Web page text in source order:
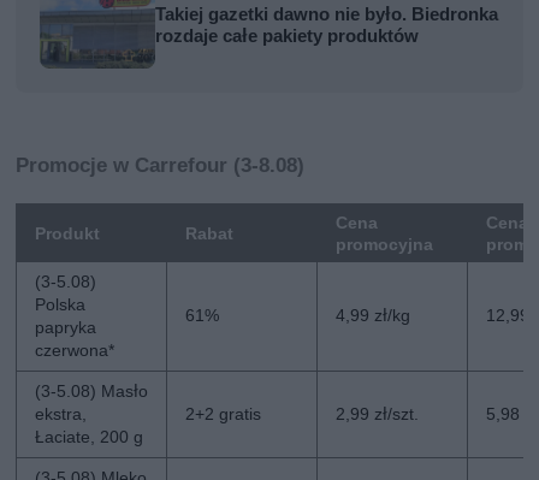
Takiej gazetki dawno nie było. Biedronka
rozdaje całe pakiety produktów
Promocje w Carrefour (3-8.08)
Produkt Rabat
Cena
promocyjna
Cena
(3-5.08)
Polska
papryka
czerwona*
61% 4,99 zł/kg 12,99
(3-5.08) Masło
ekstra,
Łaciate, 200 g
2+2 gratis 2,99 zł/szt. 5,98